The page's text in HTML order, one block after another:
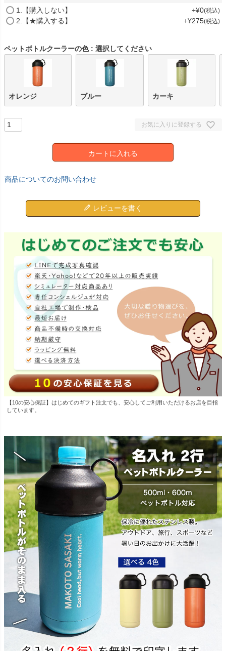
1.【購入しない】 +¥0 税込
2.【★購入する】 +¥275 税込
ペットボトルクーラーの色 選択してください
オレンジ ブルー カーキ
お気に入りに登録する
カートに入れる
商品についてのお問い合わせ
レビューを書く
【10の安心保証】はじめてのギフト注文でも、安心してご利用いただけるお店を目指
しています。